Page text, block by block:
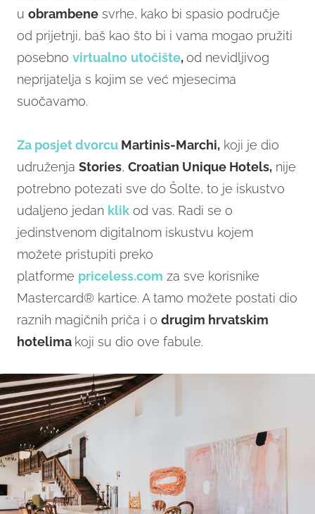
u obrambene svrhe, kako bi spasio područje
od prijetnji, baš kao što bi i vama mogao pružiti
posebno virtualno utočište,od nevidljivog
neprijatelja s kojim se već mjesecima
suočavamo.
Za posjet dvorcu Martinis-Marchi, koji je dio
udruženja Stories, Croatian Unique Hotels, nije
potrebno potezati sve do Šolte, to je iskustvo
udaljeno jedan klik od vas. Radi se o
jedinstvenom digitalnom iskustvu kojem
možete pristupiti preko
platforme priceless.com za sve korisnike
Mastercard® kartice. A tamo možete postati dio
raznih magičnih priča i o drugim hrvatskim
hotelima koji su dio ove fabule.